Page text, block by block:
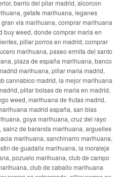
barrio del pilar madrid, alcorcon
getafe marihuana, leganes
via marihuana, comprar marihuana
buy weed, donde comprar maria en
pillar porros en madrid, comprar
marihuana, paseo ermita del santo
plaza de españa marihuana, banco
marihuana, pillar maria madrid,
cannabico madrid, la mejor marihuana
pillar bolsas de maria en madrid,
weed, marihuana de frutas madrid,
madrid españa, san blas
goya marihuana, cruz del rayo
de baranda marihuana, arguelles
marihuana, sanchinarro marihuana,
de guadalix marihuana, la moraleja
pozuelo marihuana, club de campo
club de caballo marihuana